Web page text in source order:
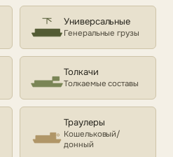
Универсальные
Генеральные грузы
Толкачи
Толкаемые составы
Траулеры
Кошельковый/
донный